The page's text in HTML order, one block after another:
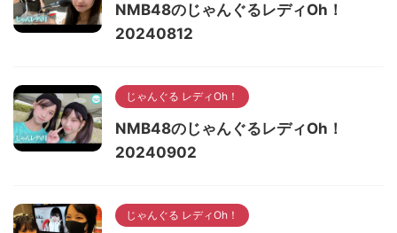
NMB48のじゃんぐるレディOh！
20240812
じゃんぐる レディOh！
NMB48のじゃんぐるレディOh！
20240902
じゃんぐる レディOh！